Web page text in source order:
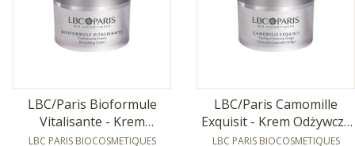
LBC/Paris Bioformule
Vitalisante - Krem
rewitalizujący 50ml
PRODUCENT
LBC PARIS BIOCOSMETIQUES
LBC/Paris Camomille
Exquisit - Krem Odżywczy
50ml
PRODUCENT
LBC PARIS BIOCOSMETIQUES